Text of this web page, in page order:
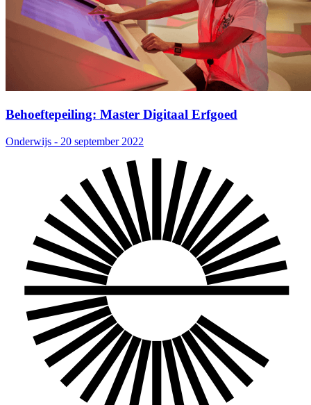
Behoeftepeiling: Master Digitaal Erfgoed
Onderwijs - 20 september 2022